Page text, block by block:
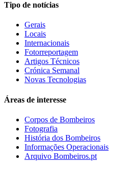
Tipo de notícias
Gerais
Locais
Internacionais
Fotorreportagem
Artigos Técnicos
Crónica Semanal
Novas Tecnologias
Áreas de interesse
Corpos de Bombeiros
Fotografia
História dos Bombeiros
Informações Operacionais
Arquivo Bombeiros.pt